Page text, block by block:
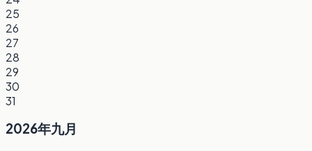
25
26
27
28
29
30
31
2026年九月